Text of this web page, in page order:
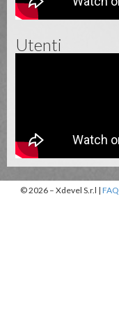
Utenti
© 2026 – Xdevel S.r.l | FAQ